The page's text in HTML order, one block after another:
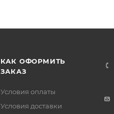
КАК ОФОРМИТЬ
ЗАКАЗ
Условия оплаты
Условия доставки